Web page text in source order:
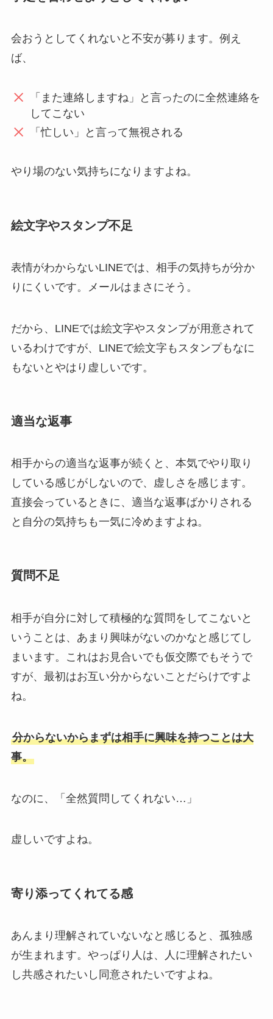
会おうとしてくれないと不安が募ります。例え
ば、
「また連絡しますね」と言ったのに全然連絡を
してこない
「忙しい」と言って無視される
やり場のない気持ちになりますよね。
絵文字やスタンプ不足
表情がわからないLINEでは、相手の気持ちが分か
りにくいです。メールはまさにそう。
だから、LINEでは絵文字やスタンプが用意されて
いるわけですが、LINEで絵文字もスタンプもなに
もないとやはり虚しいです。
適当な返事
相手からの適当な返事が続くと、本気でやり取り
している感じがしないので、虚しさを感じます。
直接会っているときに、適当な返事ばかりされる
と自分の気持ちも一気に冷めますよね。
質問不足
相手が自分に対して積極的な質問をしてこないと
いうことは、あまり興味がないのかなと感じてし
まいます。これはお見合いでも仮交際でもそうで
すが、最初はお互い分からないことだらけですよ
ね。
分からないからまずは相手に興味を持つことは大
事。
なのに、「全然質問してくれない…」
虚しいですよね。
寄り添ってくれてる感
あんまり理解されていないなと感じると、孤独感
が生まれます。やっぱり人は、人に理解されたい
し共感されたいし同意されたいですよね。